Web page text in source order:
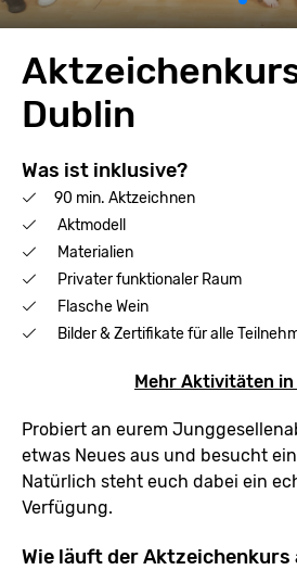
Dublin
Was ist inklusive?
90 min. Aktzeichnen
Aktmodell
Materialien
Privater funktionaler Raum
Flasche Wein
Bilder & Zertifikate für alle
Mehr Aktivitäten in
Probiert an eurem
etwas Neues aus und besucht
Natürlich steht euch dabei ein
Verfügung.
Wie läuft der Aktzeichenkurs